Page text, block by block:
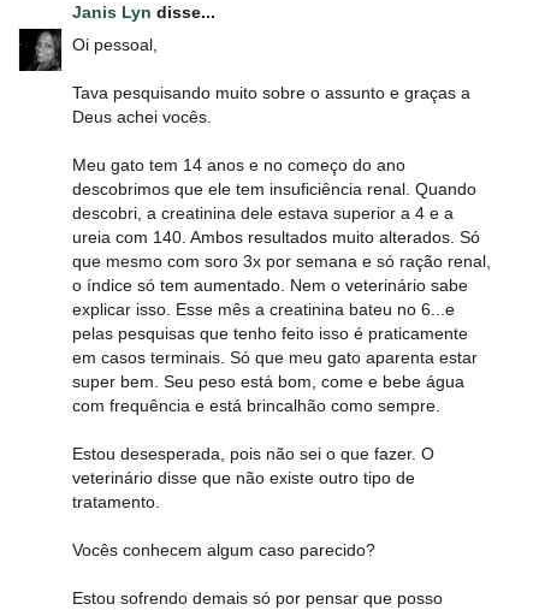
Janis Lyn disse...
Oi pessoal,
Tava pesquisando muito sobre o assunto e graças a
Deus achei vocês.
Meu gato tem 14 anos e no começo do ano
descobrimos que ele tem insuficiência renal. Quando
descobri, a creatinina dele estava superior a 4 e a
ureia com 140. Ambos resultados muito alterados. Só
que mesmo com soro 3x por semana e só ração renal,
o índice só tem aumentado. Nem o veterinário sabe
explicar isso. Esse mês a creatinina bateu no 6...e
pelas pesquisas que tenho feito isso é praticamente
em casos terminais. Só que meu gato aparenta estar
super bem. Seu peso está bom, come e bebe água
com frequência e está brincalhão como sempre.
Estou desesperada, pois não sei o que fazer. O
veterinário disse que não existe outro tipo de
tratamento.
Vocês conhecem algum caso parecido?
Estou sofrendo demais só por pensar que posso